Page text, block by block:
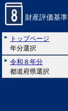
財産評価基
トップページ
年分選択
令和８年分
都道府県選択